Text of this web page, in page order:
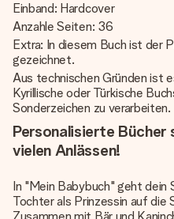
Einband: Hardcover
Anzahle Seiten: 36
Extra: In diesem Buch ist der
gezeichnet.
Aus technischen Gründen ist
Kyrillische oder Türkische
Sonderzeichen zu verarbeiten.
Personalisierte Bücher
vielen Anlässen!
In "Mein Babybuch" geht dein
Tochter als Prinzessin auf die